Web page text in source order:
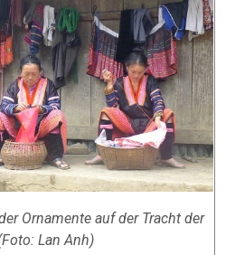
Ornamente auf der Tracht der
Lan Anh)